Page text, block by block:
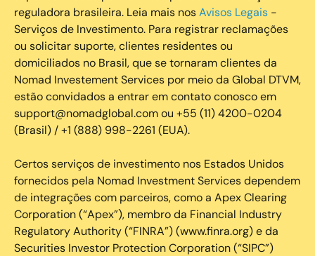
reguladora brasileira. Leia mais nosAvisos Legais -
Serviços de Investimento. Para registrar reclamações
ou solicitar suporte, clientes residentes ou
domiciliados no Brasil, que se tornaram clientes da
Nomad Investement Services por meio da Global DTVM,
estão convidados a entrar em contato conosco em
support@nomadglobal.com ou +55 (11) 4200-0204
(Brasil) / +1 (888) 998-2261 (EUA).
Certos serviços de investimento nos Estados Unidos
fornecidos pela Nomad Investment Services dependem
de integrações com parceiros, como a Apex Clearing
Corporation (“Apex”), membro da Financial Industry
Regulatory Authority (“FINRA”) (www.finra.org) e da
Securities Investor Protection Corporation (“SIPC”)